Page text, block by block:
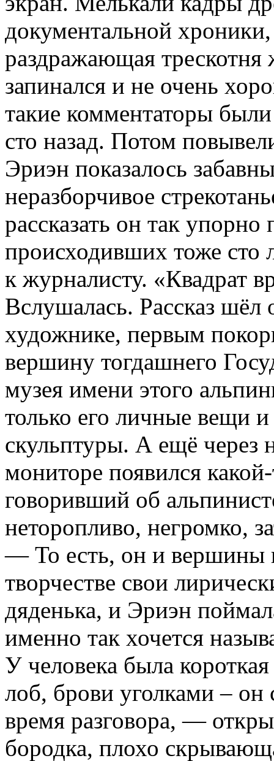
документальной хроники,
раздражающая
запинался и не очень
такие комментаторы
сто назад. Потом
Эриэн показалось
неразборчивое
рассказать он так
происходивших тоже сто
к журналисту. «Квадрат
Вслушалась. Рассказ шёл
художнике, первым
вершину тогдашнего
музея имени этого
только его личные вещи
скульптуры. А ещё через
мониторе появился
говоривший об
неторопливо, негромко,
— То есть, он и вершины
творчестве свои
дяденька, и Эриэн
именно так хочется
У человека была
лоб, брови уголками –
время разговора, —
бородка, плохо